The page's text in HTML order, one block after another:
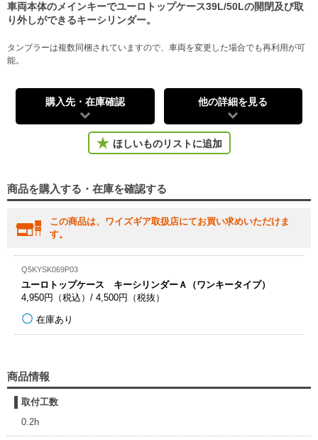
車両本体のメインキーでユーロトップケース39L/50Lの開閉及び取
り外しができるキーシリンダー。
タンブラーは複数同梱されていますので、車両を変更した場合でも再利用が可
能。
購入先・在庫確認 他の詳細を見る
ほしいものリストに追加
商品を購入する・在庫を確認する
この商品は、ワイズギア取扱店にてお買い求めいただけま
す。
Q5KYSK069P03
ユーロトップケース キーシリンダーＡ（ワンキータイプ）
4,950円（税込）/ 4,500円（税抜）
在庫あり
商品情報
取付工数
0.2h